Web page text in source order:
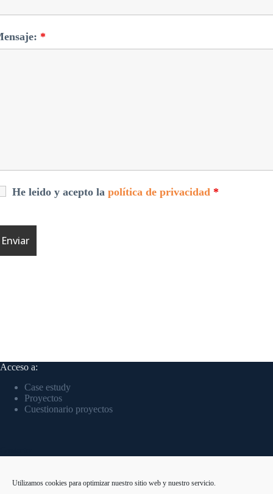
Utilizamos cookies para optimizar nuestro sitio web y nuestro servicio.
*
He leido y acepto la política de privacidad *
Acceso a:
Case estudy
Proyectos
Cuestionario proyectos